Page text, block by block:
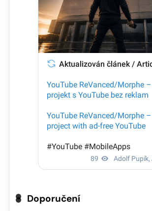
Doporučení